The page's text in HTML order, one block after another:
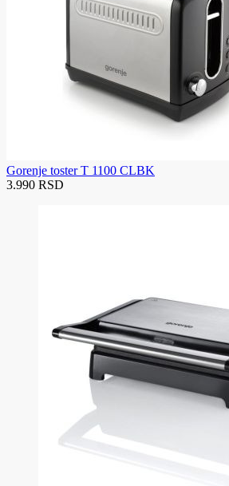
Gorenje toster T 1100 CLBK
3.990 RSD